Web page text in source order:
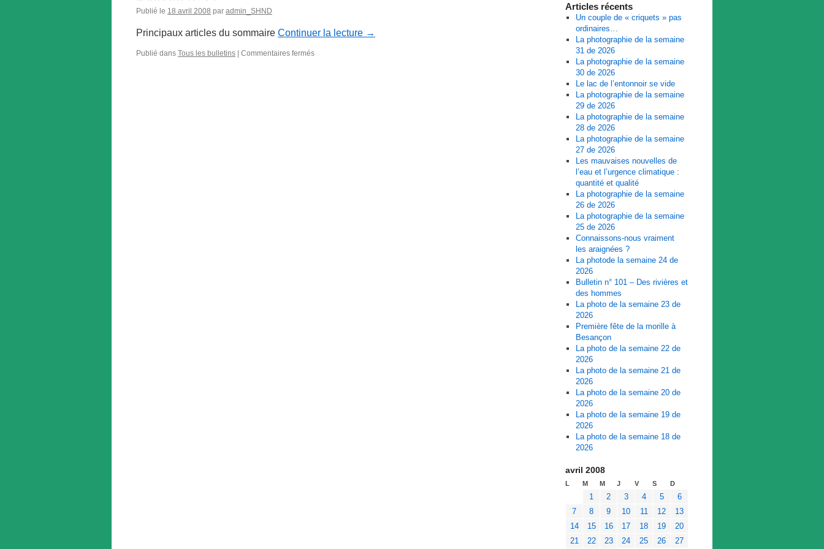
Publié le 18 avril 2008 par admin_SHND
Principaux articles du sommaire Continuer la lecture →
Publié dans Tous les bulletins Commentaires ferméssur
Articles récents
Un couple de « criquets » pas
ordinaires…
La photographie de la semaine
31 de 2026
La photographie de la semaine
30 de 2026
Le lac de l’entonnoir se vide
La photographie de la semaine
29 de 2026
La photographie de la semaine
28 de 2026
La photographie de la semaine
27 de 2026
Les mauvaises nouvelles de
l’eau et l’urgence climatique :
quantité et qualité
La photographie de la semaine
26 de 2026
La photographie de la semaine
25 de 2026
Connaissons-nous vraiment
les araignées ?
La photode la semaine 24 de
2026
Bulletin n° 101 – Des rivières et
des hommes
La photo de la semaine 23 de
2026
Première fête de la morille à
Besançon
La photo de la semaine 22 de
2026
La photo de la semaine 21 de
2026
La photo de la semaine 20 de
2026
La photo de la semaine 19 de
2026
La photo de la semaine 18 de
2026
avril 2008
L M M J V S D
1 2 3 4 5
6
7
8 9 10 11 12
13
14
15 16 17 18 19
20
21
22 23 24 25 26 27